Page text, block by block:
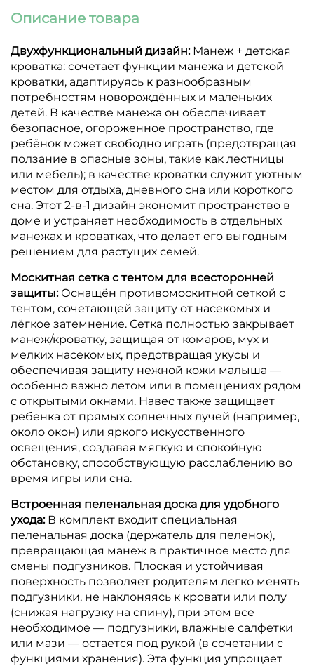
Описание товара
Двухфункциональный дизайн: Манеж + детская
кроватка: сочетает функции манежа и детской
кроватки, адаптируясь к разнообразным
потребностям новорождённых и маленьких
детей. В качестве манежа он обеспечивает
безопасное, огороженное пространство, где
ребёнок может свободно играть (предотвращая
ползание в опасные зоны, такие как лестницы
или мебель); в качестве кроватки служит уютным
местом для отдыха, дневного сна или короткого
сна. Этот 2-в-1 дизайн экономит пространство в
доме и устраняет необходимость в отдельных
манежах и кроватках, что делает его выгодным
решением для растущих семей.
Москитная сетка с тентом для всесторонней
защиты: Оснащён противомоскитной сеткой с
тентом, сочетающей защиту от насекомых и
лёгкое затемнение. Сетка полностью закрывает
манеж/кроватку, защищая от комаров, мух и
мелких насекомых, предотвращая укусы и
обеспечивая защиту нежной кожи малыша —
особенно важно летом или в помещениях рядом
с открытыми окнами. Навес также защищает
ребенка от прямых солнечных лучей (например,
около окон) или яркого искусственного
освещения, создавая мягкую и спокойную
обстановку, способствующую расслаблению во
время игры или сна.
Встроенная пеленальная доска для удобного
ухода: В комплект входит специальная
пеленальная доска (держатель для пеленок),
превращающая манеж в практичное место для
смены подгузников. Плоская и устойчивая
поверхность позволяет родителям легко менять
подгузники, не наклоняясь к кровати или полу
(снижая нагрузку на спину), при этом все
необходимое — подгузники, влажные салфетки
или мази — остается под рукой (в сочетании с
функциями хранения). Эта функция упрощает